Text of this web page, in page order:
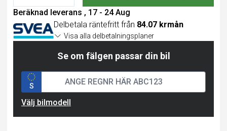
Beräknad leverans , 17 - 24 Aug
Delbetala räntefritt från 84.07 krmån
Visa alla delbetalningsplaner
Se om fälgen passar din bil
S
Välj bilmodell